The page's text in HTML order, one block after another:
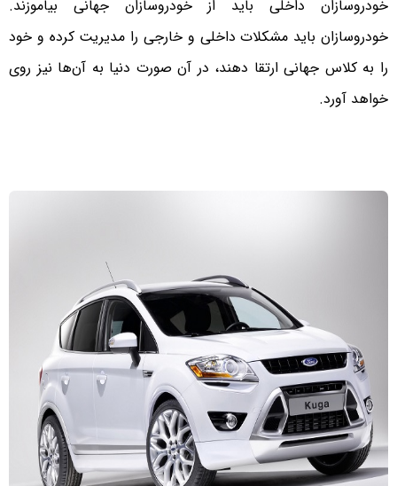
خودروسازان داخلی باید از خودروسازان جهانی بیاموزند.
خودروسازان باید مشکلات داخلی و خارجی را مدیریت کرده و خود
را به کلاس جهانی ارتقا دهند، در آن صورت دنیا به آن‌ها نیز روی
خواهد آورد.